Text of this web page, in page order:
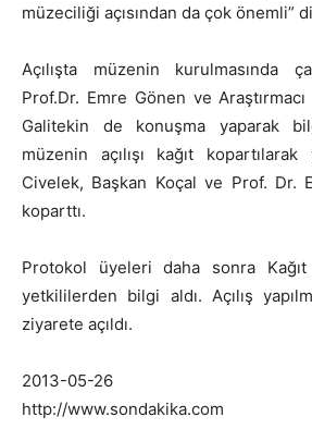
müzeciliği açısından da çok önemli”
Açılışta müzenin kurulmasında
Prof.Dr. Emre Gönen ve
Galitekin de konuşma yaparak
müzenin açılışı kağıt kopartılarak
Civelek, Başkan Koçal ve Prof. Dr.
koparttı.
Protokol üyeleri daha sonra Kağıt
yetkililerden bilgi aldı. Açılış
ziyarete açıldı.
2013-05-26
http://www.sondakika.com